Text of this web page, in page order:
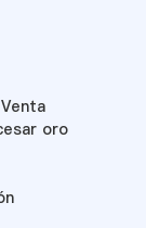
oro